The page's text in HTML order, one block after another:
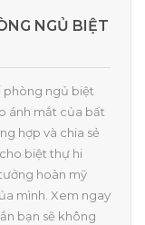
NGỦ BIỆT
phòng ngủ biệt
ánh mắt của bất
hợp và chia sẻ
biệt thự hi
hoàn mỹ
mình. Xem ngay
bạn sẽ không